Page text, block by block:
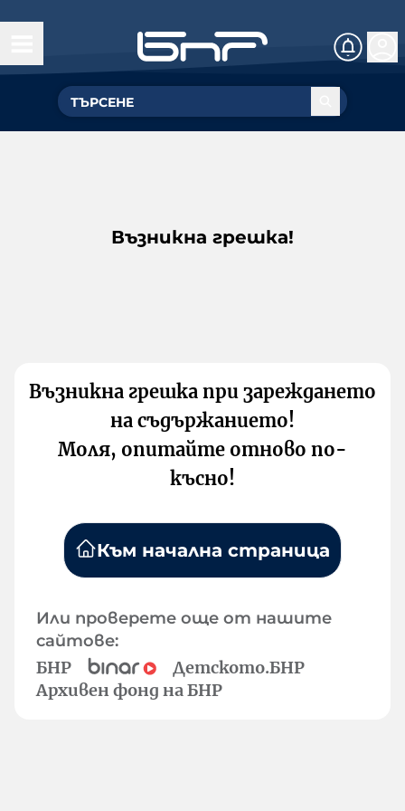
Възникна грешка!
Възникна грешка при зареждането
на съдържанието!
Моля, опитайте отново по-
късно!
Към начална страница
Или проверете още от нашите
сайтове:
БНР
Детското.БНР
Архивен фонд на БНР